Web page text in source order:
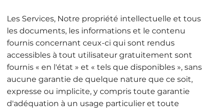
Les Services, Notre propriété intellectuelle et tous
les documents, les informations et le contenu
fournis concernant ceux-ci qui sont rendus
accessibles à tout utilisateur gratuitement sont
fournis « en l'état » et « tels que disponibles », sans
aucune garantie de quelque nature que ce soit,
expresse ou implicite, y compris toute garantie
d'adéquation à un usage particulier et toute